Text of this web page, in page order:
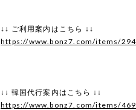
↓↓ ご利用案内はこちら ↓↓
https://www.bonz7.com/items/
↓↓ 韓国代行案内はこちら ↓↓
https://www.bonz7.com/items/